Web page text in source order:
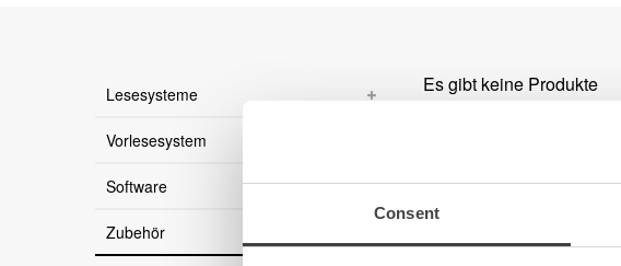
Consent
Lesesysteme
Vorlesesystem
Software
Zubehör
Es gibt keine Produkte